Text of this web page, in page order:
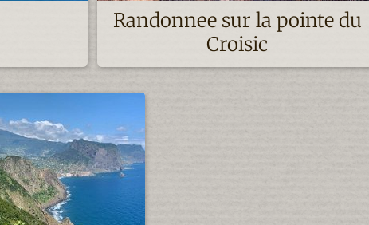
Randonnee sur la pointe du
Croisic